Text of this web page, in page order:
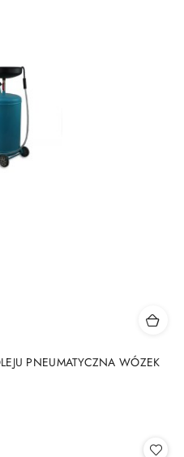
PNEUMATYCZNA WÓZEK